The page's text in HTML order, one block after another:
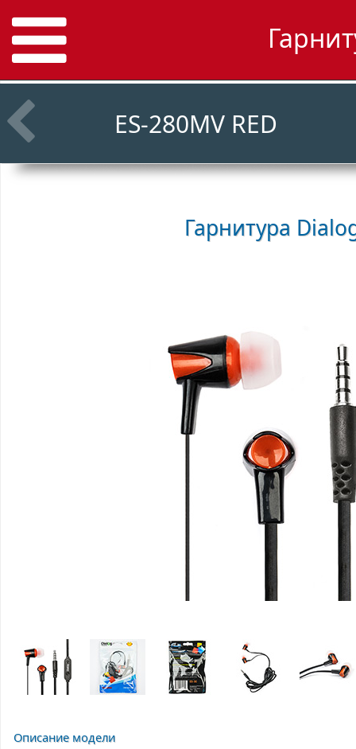
ES-280MV RED
Гарнитура
Описание модели